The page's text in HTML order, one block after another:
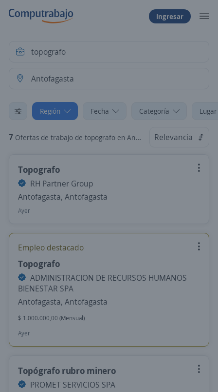
Ingresar
Región Fecha Categoría
7 Ofertas de trabajo de topografo en Antofagasta Relevancia
Topografo
RH Partner Group
Antofagasta, Antofagasta
Ayer
Empleo destacado
Topografo
ADMINISTRACION DE RECURSOS HUMANOS
BIENESTAR SPA
Antofagasta, Antofagasta
$ 1.000.000,00 (Mensual)
Ayer
Topógrafo rubro minero
PROMET SERVICIOS SPA